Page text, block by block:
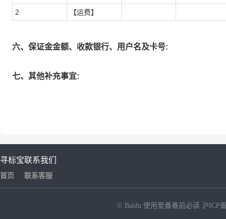
2 【运费】
六、保证金金额、收款银行、用户名及卡号:
七、其他补充事宜:
寻标宝
首页
联系我们
联系客服
© Baidu 使用爱番番前必读 沪ICP